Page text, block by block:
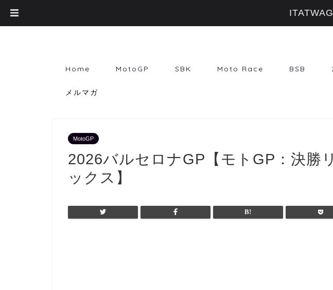
Home MotoGP SBK Moto Race BSB
メルマガ
MotoGP
2026バルセロナGP【モトGP：決勝
ックス】